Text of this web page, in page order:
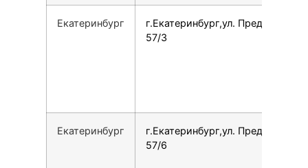
Екатеринбург
г.Екатеринбург,ул. Предельная,
57/3
Екатеринбург
г.Екатеринбург,ул. Предельная,
57/6